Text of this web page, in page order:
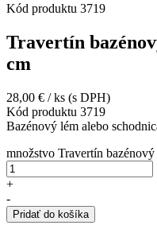
Kód produktu 3719
Travertín
cm
28,00 € / ks (s DPH)
Kód produktu 3719
Bazénový lém alebo
množstvo Travertín
+
-
Pridať do košíka